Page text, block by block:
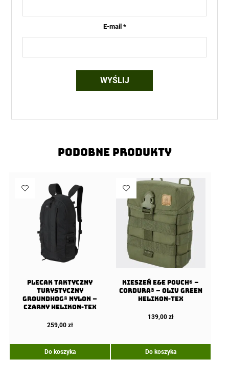
E-mail *
Podobne produkty
Plecak taktyczny
turystyczny
Groundhog® Nylon –
Czarny Helikon-Tex
259,00 zł
Do koszyka
Kieszeń E&E Pouch® –
Cordura® – Oliv Green
Helikon-Tex
139,00 zł
Do koszyka